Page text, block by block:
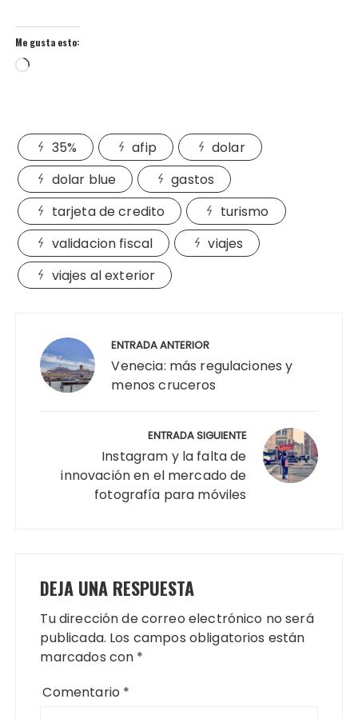
Me gusta esto:
Cargando...
35% afip
dolar
dolar blue
gastos
tarjeta de credito
turismo
validacion fiscal
viajes
viajes al exterior
entradas
ENTRADA ANTERIOR
Venecia: más regulaciones y
menos cruceros
ENTRADA SIGUIENTE
Instagram y la falta de
innovación en el mercado de
fotografía para móviles
DEJA UNA RESPUESTA
Tu dirección de correo electrónico no será
publicada. Los campos obligatorios están
marcados con *
Comentario *